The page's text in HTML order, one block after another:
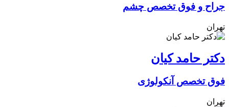
جراح و فوق تخصص چشم
تهران
دکتر حامد کیان
فوق تخصص آنکولوژی
تهران